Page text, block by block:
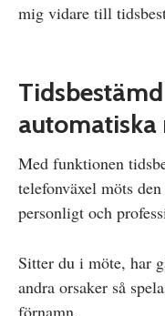
mig vidare till
Med funktionen
telefonväxel möts
personligt och
Sitter du i möte, har
andra orsaker så
förnamn.